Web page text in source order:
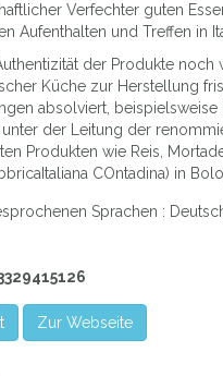
Verfechter guten
Aufenthalten und Treffen in
der Produkte
Küche zur Herstellung
absolviert,
der Leitung der
Produkten wie Reis,
COntadina) in
Sprachen :
Zur Webseite